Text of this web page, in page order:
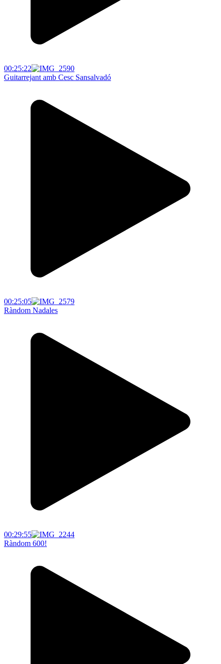
00:25:22
Guitarrejant amb Cesc Sansalvadó
00:25:05
Ràndom Nadales
00:29:55
Ràndom 600!